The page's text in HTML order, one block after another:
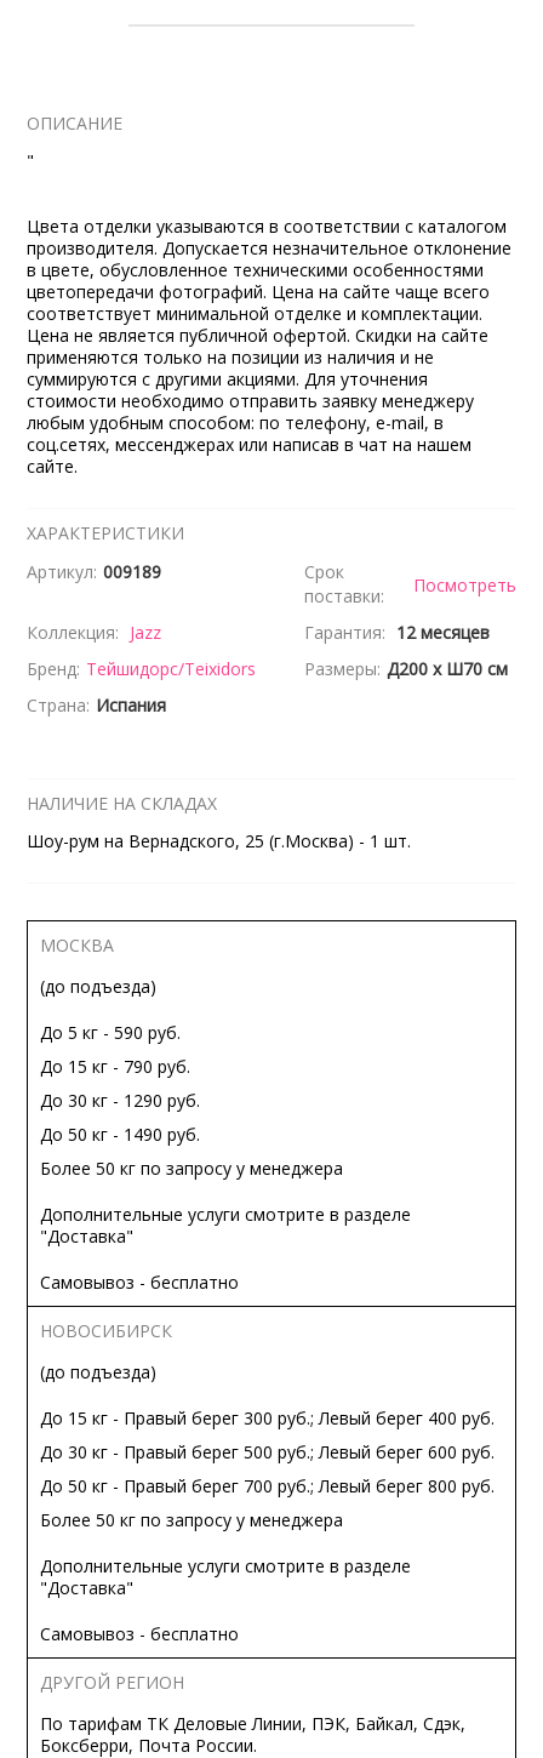
ОПИСАНИЕ
"
Цвета отделки указываются в соответствии с каталогом
производителя. Допускается незначительное отклонение
в цвете, обусловленное техническими особенностями
цветопередачи фотографий. Цена на сайте чаще всего
соответствует минимальной отделке и комплектации.
Цена не является публичной офертой. Скидки на сайте
применяются только на позиции из наличия и не
суммируются с другими акциями. Для уточнения
стоимости необходимо отправить заявку менеджеру
любым удобным способом: по телефону, e-mail, в
соц.сетях, мессенджерах или написав в чат на нашем
сайте.
ХАРАКТЕРИСТИКИ
Артикул: 009189
Срок
поставки:
Посмотреть
Коллекция: Jazz Гарантия: 12 месяцев
Бренд: Тейшидорс/Teixidors Размеры: Д200 x Ш70 см
Страна: Испания
НАЛИЧИЕ НА СКЛАДАХ
Шоу-рум на Вернадского, 25 (г.Москва) - 1 шт.
МОСКВА
(до подъезда)
До 5 кг - 590 руб.
До 15 кг - 790 руб.
До 30 кг - 1290 руб.
До 50 кг - 1490 руб.
Более 50 кг по запросу у менеджера
Дополнительные услуги смотрите в разделе
"Доставка"
Самовывоз - бесплатно
НОВОСИБИРСК
(до подъезда)
До 15 кг - Правый берег 300 руб.; Левый берег 400 руб.
До 30 кг - Правый берег 500 руб.; Левый берег 600 руб.
До 50 кг - Правый берег 700 руб.; Левый берег 800 руб.
Более 50 кг по запросу у менеджера
Дополнительные услуги смотрите в разделе
"Доставка"
Самовывоз - бесплатно
ДРУГОЙ РЕГИОН
По тарифам ТК Деловые Линии, ПЭК, Байкал, Сдэк,
Боксберри, Почта России.